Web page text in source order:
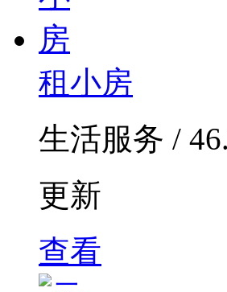
租小房
生活服务 /
更新
查看